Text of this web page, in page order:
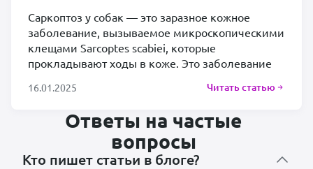
Саркоптоз у собак — это заразное кожное
заболевание, вызываемое микроскопическими
клещами Sarcoptes scabiei, которые
прокладывают ходы в коже. Это заболевание
16.01.2025 Читать статью
Ответы на частые
вопросы
Кто пишет статьи в блоге?